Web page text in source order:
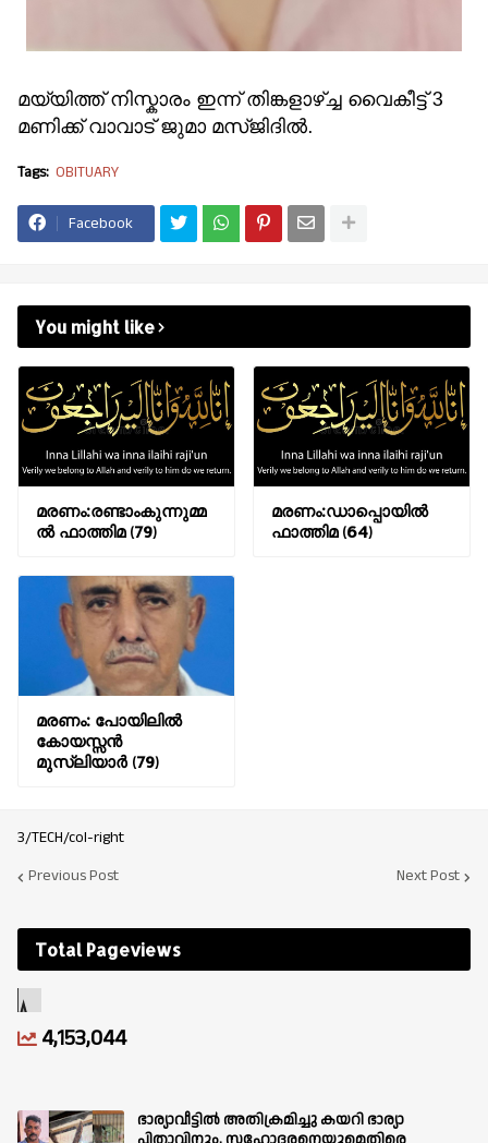
മയ്യിത്ത് നിസ്കാരം ഇന്ന് തിങ്കളാഴ്ച്ച വൈകീട്ട് 3
മണിക്ക് വാവാട് ജുമാ മസ്ജിദിൽ.
Tags: OBITUARY
Facebook
You might like
മരണം:രണ്ടാംകുന്നുമ്മ
ൽ ഫാത്തിമ (79)
മരണം:ഡാപ്പൊയിൽ
ഫാത്തിമ (64)
മരണം: പോയിലിൽ
കോയസ്സൻ
മുസ്ലിയാർ (79)
3/TECH/col-right
Previous Post
Next Post
Total Pageviews
4,153,044
ഭാര്യാവീട്ടിൽ അതിക്രമിച്ചു കയറി ഭാര്യാ